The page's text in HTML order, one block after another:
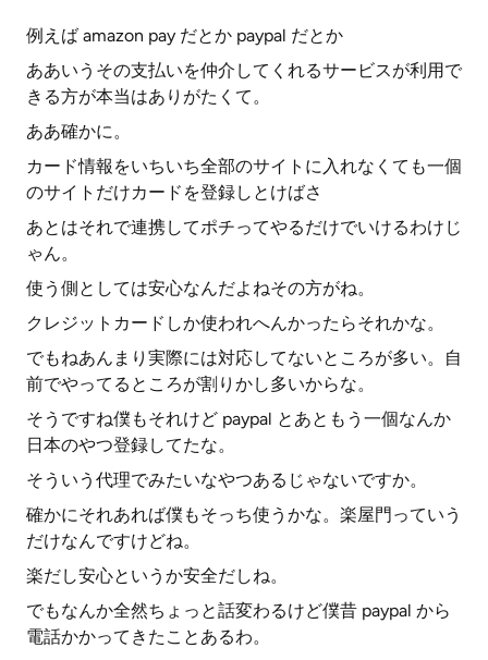
例えば amazon pay だとか paypal だとか
ああいうその支払いを仲介してくれるサービスが利用で
きる方が本当はありがたくて。
ああ確かに。
カード情報をいちいち全部のサイトに入れなくても一個
のサイトだけカードを登録しとけばさ
あとはそれで連携してポチってやるだけでいけるわけじ
ゃん。
使う側としては安心なんだよねその方がね。
クレジットカードしか使われへんかったらそれかな。
でもねあんまり実際には対応してないところが多い。自
前でやってるところが割りかし多いからな。
そうですね僕もそれけど paypal とあともう一個なんか
日本のやつ登録してたな。
そういう代理でみたいなやつあるじゃないですか。
確かにそれあれば僕もそっち使うかな。楽屋門っていう
だけなんですけどね。
楽だし安心というか安全だしね。
でもなんか全然ちょっと話変わるけど僕昔 paypal から
電話かかってきたことあるわ。